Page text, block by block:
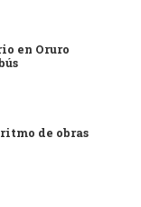
en Oruro
de obras